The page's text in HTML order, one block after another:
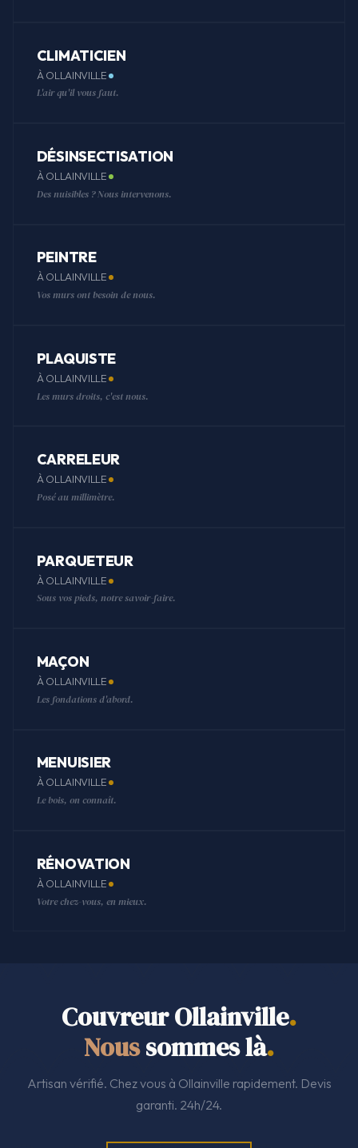
CLIMATICIEN
À OLLAINVILLE
L'air qu'il vous faut.
DÉSINSECTISATION
À OLLAINVILLE
Des nuisibles ? Nous intervenons.
PEINTRE
À OLLAINVILLE
Vos murs ont besoin de nous.
PLAQUISTE
À OLLAINVILLE
Les murs droits, c'est nous.
CARRELEUR
À OLLAINVILLE
Posé au millimètre.
PARQUETEUR
À OLLAINVILLE
Sous vos pieds, notre savoir-faire.
MAÇON
À OLLAINVILLE
Les fondations d'abord.
MENUISIER
À OLLAINVILLE
Le bois, on connaît.
RÉNOVATION
À OLLAINVILLE
Votre chez-vous, en mieux.
Couvreur Ollainville.
Noussommes là.
Artisan vérifié. Chez vous à Ollainville rapidement. Devis
garanti. 24h/24.